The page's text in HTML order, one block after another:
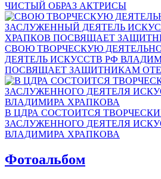
ЧИСТЫЙ ОБРАЗ АКТРИСЫ
СВОЮ ТВОРЧЕСКУЮ
ДЕЯТЕЛЬ ИСКУССТВ РФ
ПОСВЯЩАЕТ ЗАЩИТНИКАМ
В ЦДРА СОСТОИТСЯ
ЗАСЛУЖЕННОГО ДЕЯТЕЛЯ
ВЛАДИМИРА ХРАПКОВА
Фотоальбом